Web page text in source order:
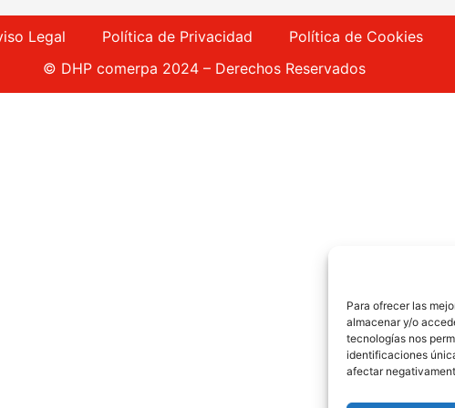
Para ofrecer las
almacenar y/o
tecnologías nos
identificaciones
afectar
Legal Política de Privacidad
Política de Cookies
© DHP comerpa 2024 – Derechos Reservados